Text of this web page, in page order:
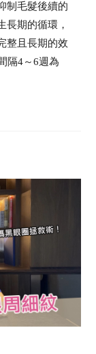
制毛髮後續的
長期的循環，
整且長期的效
隔4～6週為